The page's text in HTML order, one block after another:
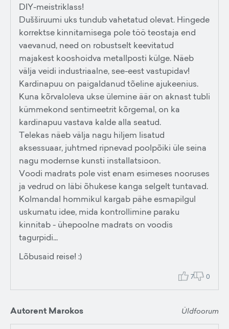
DIY-meistriklass!
Dušširuumi uks tundub vahetatud olevat. Hingede
korrektse kinnitamisega pole töö teostaja end
vaevanud, need on robustselt keevitatud
majakest kooshoidva metallposti külge. Näeb
välja veidi industriaalne, see-eest vastupidav!
Kardinapuu on paigaldanud tõeline ajukeenius.
Kuna kõrvaloleva ukse ülemine äär on aknast tubli
kümmekond sentimeetrit kõrgemal, on ka
kardinapuu vastava kalde alla seatud.
Telekas näeb välja nagu hiljem lisatud
aksessuaar, juhtmed ripnevad poolpõiki üle seina
nagu modernse kunsti installatsioon.
Voodi madrats pole vist enam esimeses nooruses
ja vedrud on läbi õhukese kanga selgelt tuntavad.
Kolmandal hommikul kargab pähe esmapilgul
uskumatu idee, mida kontrollimine paraku
kinnitab - ühepoolne madrats on voodis
tagurpidi...
Lõbusaid reise! :)
7 0
Autorent Marokos Üldfoorum